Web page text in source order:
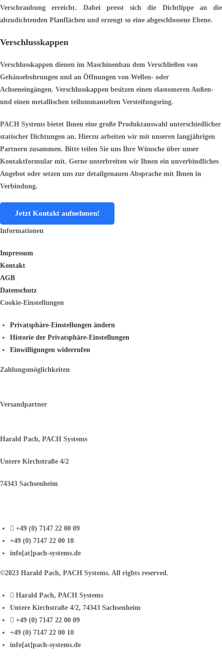
Verschraubung erreicht. Dabei presst sich die Dichtlippe an die
abzudichtenden Planflächen und erzeugt so eine abgeschlossene Ebene.
Verschlusskappen
Verschlusskappen dienen im Maschinenbau dem Verschließen von
Gehäusebohrungen und an Öffnungen von Wellen- oder
Achseneingängen. Verschlusskappen besitzen einen elastomeren Außen-
und einen metallischen teilummantelten Versteifungsring.
PACH Systems bietet Ihnen eine große Produktauswahl unterschiedlicher
statischer Dichtungen an. Hierzu arbeiten wir mit unseren langjährigen
Partnern zusammen. Bitte teilen Sie uns Ihre Wünsche über unser
Kontaktformular mit. Gerne unterbreiten wir Ihnen ein unverbindliches
Angebot oder setzen uns zur detailgenauen Absprache mit Ihnen in
Verbindung.
Jetzt Kontakt aufnehmen!
Informationen
Impressum
Kontakt
AGB
Datenschutz
Cookie-Einstellungen
Privatsphäre-Einstellungen ändern
Historie der Privatsphäre-Einstellungen
Einwilligungen widerrufen
Zahlungsmöglichkeiten
Versandpartner
Harald Pach, PACH Systems
Untere Kirchstraße 4/2
74343 Sachsenheim
+49 (0) 7147 22 00 09
+49 (0) 7147 22 00 10
info[at]pach-systems.de
©2023 Harald Pach, PACH Systems. All rights reserved.
Harald Pach, PACH Systems
Untere Kirchstraße 4/2, 74343 Sachsenheim
+49 (0) 7147 22 00 09
+49 (0) 7147 22 00 10
info[at]pach-systems.de